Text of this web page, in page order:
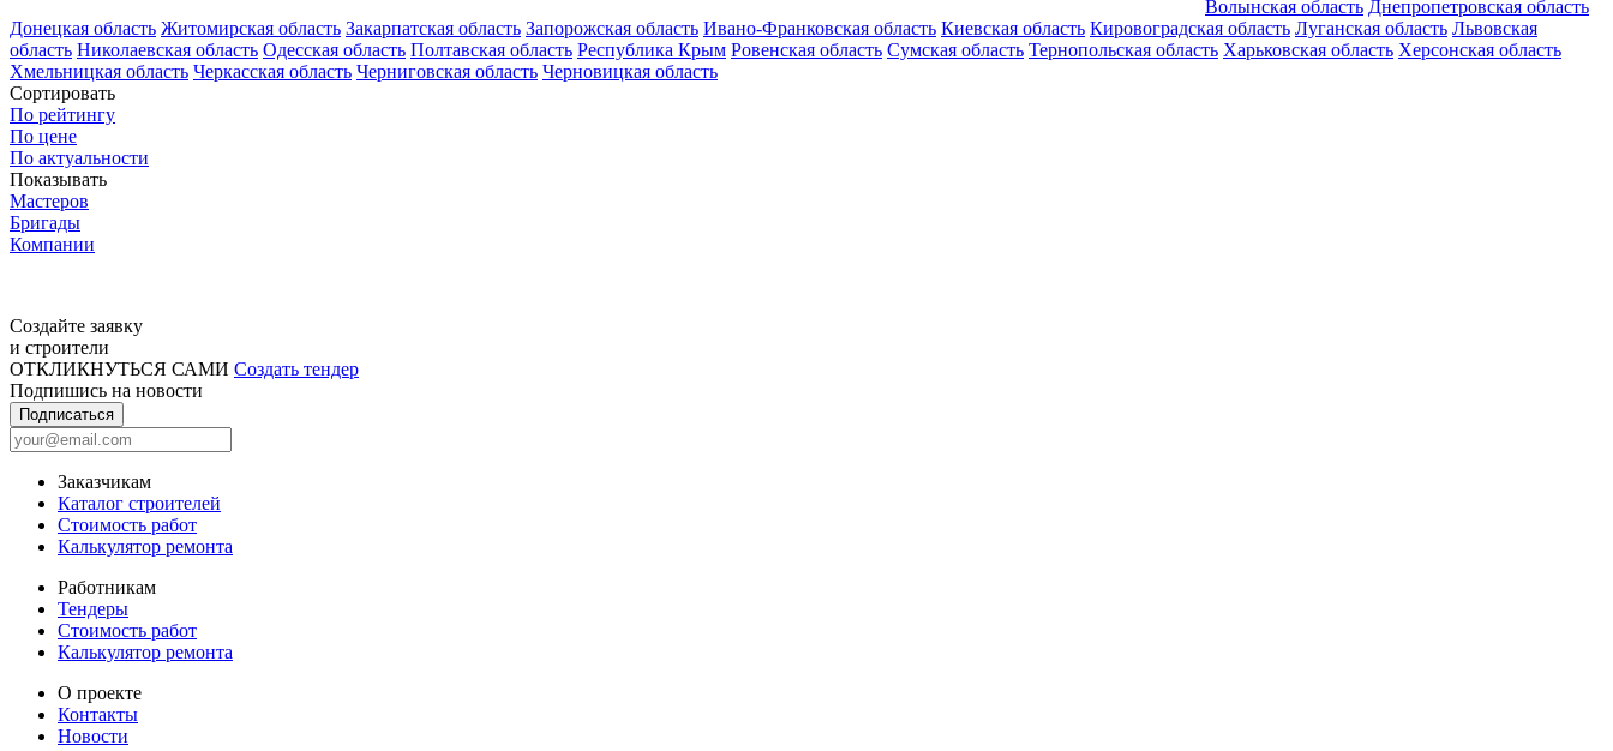
Волынская область Днепропетровская область
Донецкая область Житомирская область Закарпатская область Запорожская область Ивано-Франковская область Киевская область Кировоградская область Луганская область Львовская
область Николаевская область Одесская область Полтавская область Республика Крым Ровенская область Сумская область Тернопольская область Харьковская область Херсонская область
Хмельницкая область Черкасская область Черниговская область Черновицкая область
Сортировать
По рейтингу
По цене
По актуальности
Показывать
Мастеров
Бригады
Компании
Создайте заявку
и строители
ОТКЛИКНУТЬСЯ САМИ Создать тендер
Подпишись на новости
Подписаться
Заказчикам
Каталог строителей
Стоимость работ
Калькулятор ремонта
Работникам
Тендеры
Стоимость работ
Калькулятор ремонта
О проекте
Контакты
Новости